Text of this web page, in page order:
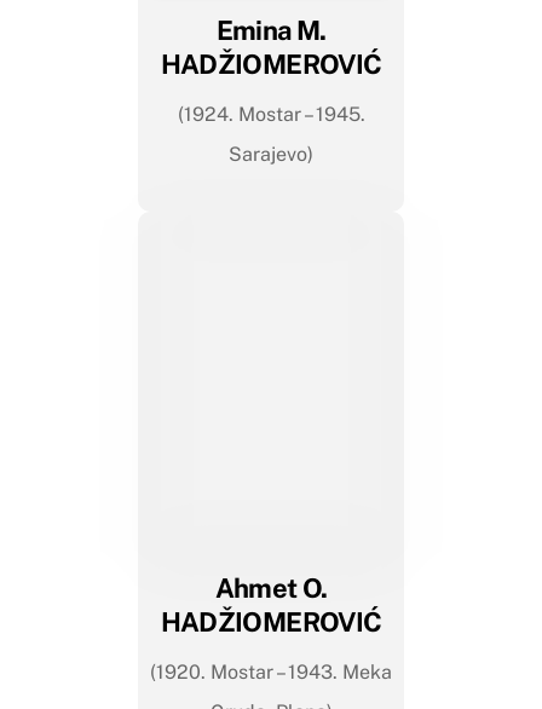
Emina M.
HADŽIOMEROVIĆ
(1924. Mostar – 1945.
Sarajevo)
Ahmet O.
HADŽIOMEROVIĆ
(1920. Mostar – 1943. Meka